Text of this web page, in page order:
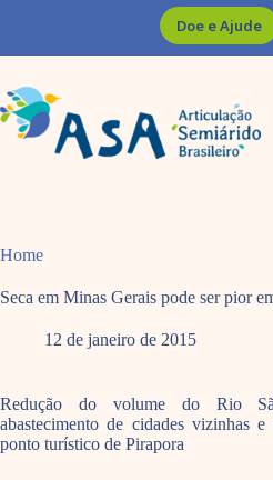
Doe e Ajude
Home
Seca em Minas Gerais pode ser pior
12 de janeiro de 2015
Redução do volume do Rio
abastecimento de cidades vizinhas
ponto turístico de Pirapora